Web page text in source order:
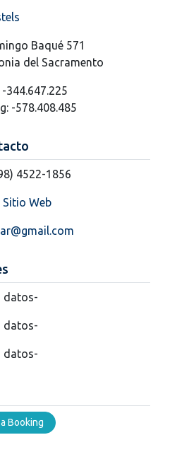
Baqué 571
del Sacramento
-344.647.225
-578.408.485
4522-1856
Sitio Web
datos-
datos-
datos-
Booking